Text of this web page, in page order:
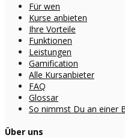
Für wen
Kurse anbieten
Ihre Vorteile
Funktionen
Leistungen
Gamification
Alle Kursanbieter
FAQ
Glossar
So nimmst Du an einer
Über uns